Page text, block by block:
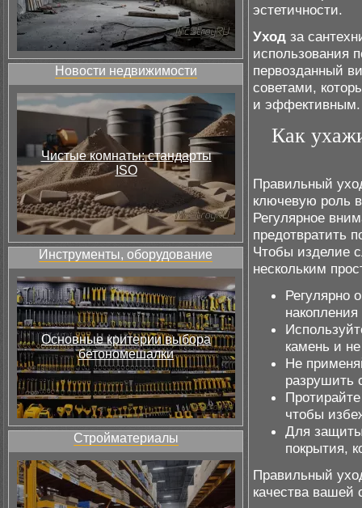
Новости недвижимости
Чистые комнаты: стандарты
ISO
Инструменты, оборудование
Основные критерии выбора
бетономешалки
Стройматериалы
эстетичности.
Уход за
использования
первозданный
советами,
и эффективным.
Как
Правильный
ключевую роль
Регулярное
предотвратить
Чтобы изделие
нескольким
Регулярно
камень и
Не
разрушить
чтобы
Для
покрытия,
Правильный
качества вашей